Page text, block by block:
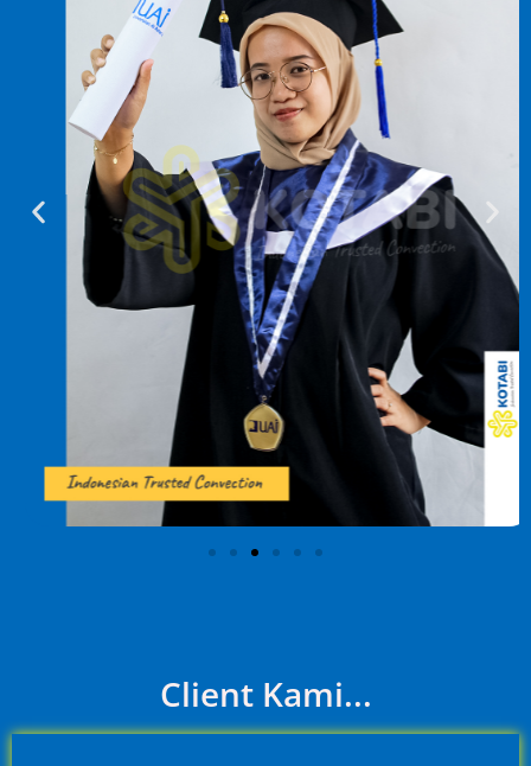
Client Kami...